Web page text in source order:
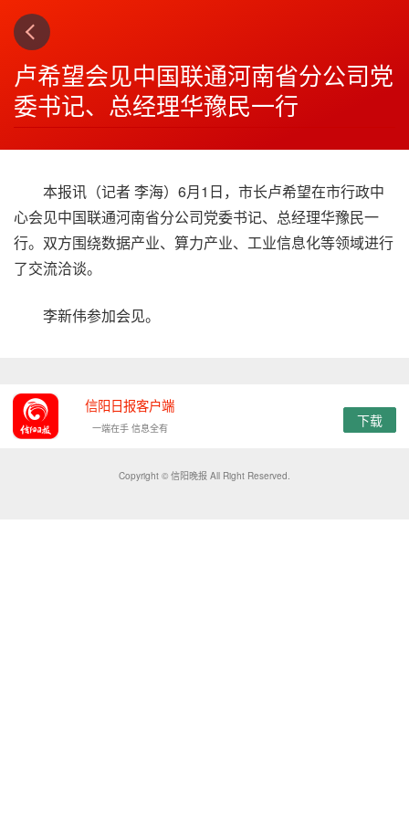
卢希望会见中国联通河南省分公司党
委书记、总经理华豫民一行
本报讯（记者 李海）6月1日，市长卢希望在市行政中
心会见中国联通河南省分公司党委书记、总经理华豫民一
行。双方围绕数据产业、算力产业、工业信息化等领域进行
了交流洽谈。
李新伟参加会见。
信阳日报客户端
一端在手 信息全有 下载
Copyright © 信阳晚报 All Right Reserved.